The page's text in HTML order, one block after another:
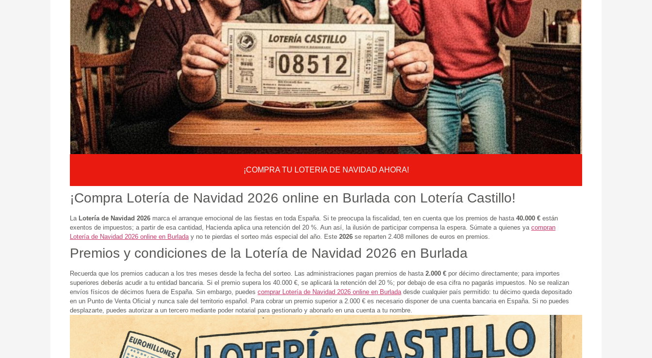
¡COMPRA TU LOTERIA DE NAVIDAD AHORA!
¡Compra Lotería de Navidad 2026 online en Burlada con Lotería Castillo!
La Lotería de Navidad 2026 marca el arranque emocional de las fiestas en toda España. Si te preocupa la fiscalidad, ten en cuenta que los premios de hasta 40.000 € están
exentos de impuestos; a partir de esa cantidad, Hacienda aplica una retención del 20 %. Aun así, la ilusión de participar compensa la espera. Súmate a quienes ya compran
Lotería de Navidad 2026 online en Burladay no te pierdas el sorteo más especial del año. Este 2026 se reparten 2.408 millones de euros en premios.
Premios y condiciones de la Lotería de Navidad 2026 en Burlada
Recuerda que los premios caducan a los tres meses desde la fecha del sorteo. Las administraciones pagan premios de hasta 2.000 € por décimo directamente; para importes
superiores deberás acudir a tu entidad bancaria. Si el premio supera los 40.000 €, se aplicará la retención del 20 %; por debajo de esa cifra no pagarás impuestos. No se realizan
envíos físicos de décimos fuera de España. Sin embargo, puedes comprar Lotería de Navidad 2026 online en Burladadesde cualquier país permitido: tu décimo queda depositado
en un Punto de Venta Oficial y nunca sale del territorio español. Para cobrar un premio superior a 2.000 € es necesario disponer de una cuenta bancaria en España. Si no puedes
desplazarte, puedes autorizar a un tercero mediante poder notarial para gestionarlo y abonarlo en una cuenta a tu nombre.